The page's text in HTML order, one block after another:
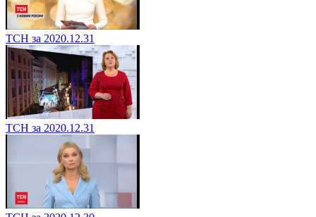
ТСН за 2020.12.31
ТСН за 2020.12.31